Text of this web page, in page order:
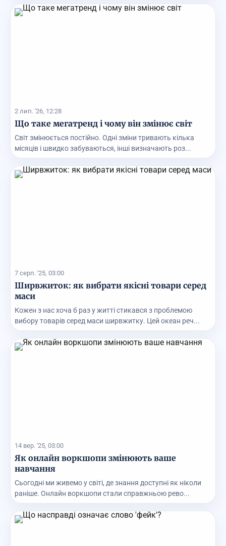
2 лип. '26, 12:28
Що таке мегатренд і чому він змінює світ
Світ змінюється постійно. Одні зміни тривають кілька
місяців і швидко забуваються, інші визначають роз...
7 серп. '25, 03:00
Ширвжиток: як вибрати якісні товари серед
маси
Кожен з нас хоча б раз у житті стикався з проблемою
вибору товарів серед маси ширвжитку. Цей океан реч...
14 вер. '25, 03:00
Як онлайн воркшопи змінюють ваше
навчання
Сьогодні ми живемо у світі, де знання доступні як ніколи
раніше. Онлайн воркшопи стали справжньою рево...